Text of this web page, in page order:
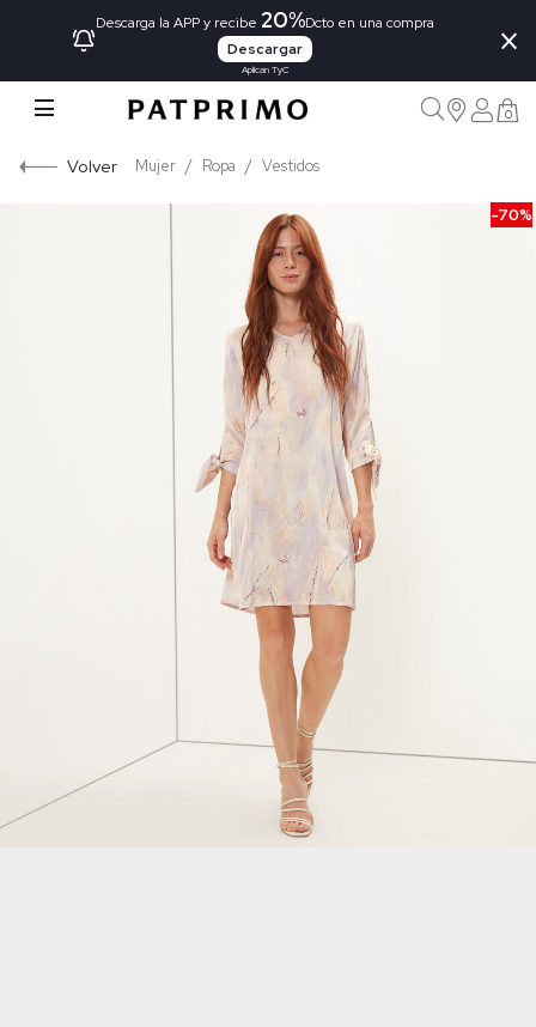
Descarga la APP y recibe 20%Dcto en una compra
Descargar
Aplican TyC
×
0
Volver Mujer Ropa Vestidos
-70%